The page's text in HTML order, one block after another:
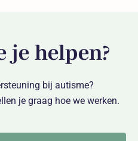
je helpen?
bij autisme?
je graag hoe we werken.